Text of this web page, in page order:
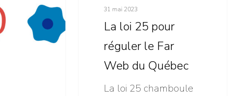
31 mai 2023
La loi 25 pour
réguler le Far
Web du Québec
La loi 25 chamboule